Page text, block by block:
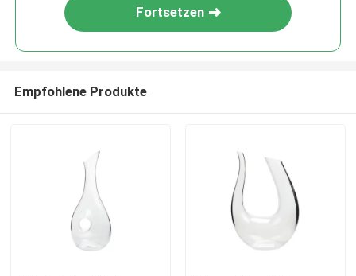
Fortsetzen
Empfohlene Produkte